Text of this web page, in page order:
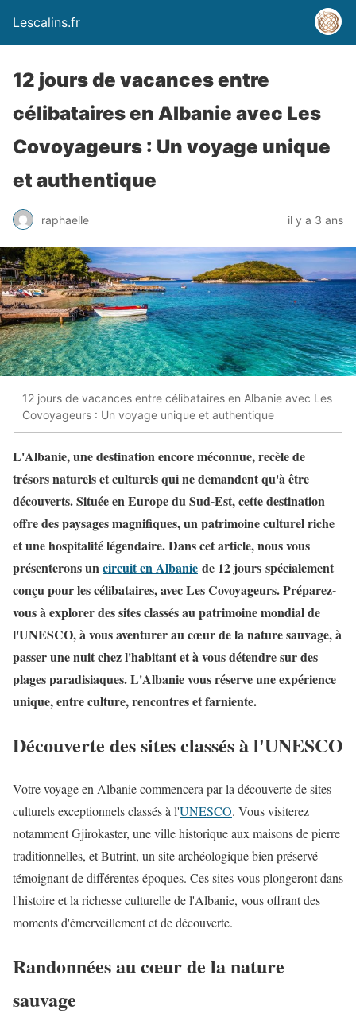
Lescalins.fr
12 jours de vacances entre
célibataires en Albanie avec Les
Covoyageurs : Un voyage unique
et authentique
raphaelle il y a 3 ans
12 jours de vacances entre célibataires en Albanie avec Les
Covoyageurs : Un voyage unique et authentique
L'Albanie, une destination encore méconnue, recèle de
trésors naturels et culturels qui ne demandent qu'à être
découverts. Située en Europe du Sud-Est, cette destination
offre des paysages magnifiques, un patrimoine culturel riche
et une hospitalité légendaire. Dans cet article, nous vous
présenterons uncircuit en Albanie de 12 jours spécialement
conçu pour les célibataires, avec Les Covoyageurs. Préparez-
vous à explorer des sites classés au patrimoine mondial de
l'UNESCO, à vous aventurer au cœur de la nature sauvage, à
passer une nuit chez l'habitant et à vous détendre sur des
plages paradisiaques. L'Albanie vous réserve une expérience
unique, entre culture, rencontres et farniente.
Découverte des sites classés à l'UNESCO
Votre voyage en Albanie commencera par la découverte de sites
culturels exceptionnels classés à l'UNESCO. Vous visiterez
notamment Gjirokaster, une ville historique aux maisons de pierre
traditionnelles, et Butrint, un site archéologique bien préservé
témoignant de différentes époques. Ces sites vous plongeront dans
l'histoire et la richesse culturelle de l'Albanie, vous offrant des
moments d'émerveillement et de découverte.
Randonnées au cœur de la nature
sauvage